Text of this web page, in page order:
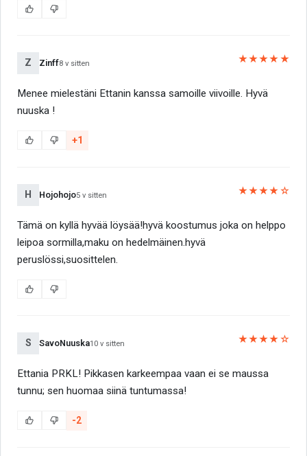
Z Zinff8 v sitten ★★★★★
Menee mielestäni Ettanin kanssa samoille viivoille. Hyvä
nuuska !
+1
H Hojohojo5 v sitten ★★★★☆
Tämä on kyllä hyvää löysää!hyvä koostumus joka on helppo
leipoa sormilla,maku on hedelmäinen.hyvä
peruslössi,suosittelen.
S SavoNuuska10 v sitten ★★★★☆
Ettania PRKL! Pikkasen karkeempaa vaan ei se maussa
tunnu; sen huomaa siinä tuntumassa!
-2